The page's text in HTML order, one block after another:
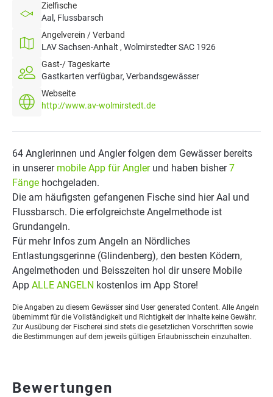
Zielfische
Aal, Flussbarsch
Angelverein / Verband
LAV Sachsen-Anhalt , Wolmirstedter SAC 1926
Gast-/ Tageskarte
Gastkarten verfügbar, Verbandsgewässer
Webseite
http://www.av-wolmirstedt.de
64 Anglerinnen und Angler folgen dem Gewässer bereits
in unserer mobile App für Anglerund haben bisher7
Fänge hochgeladen.
Die am häufigsten gefangenen Fische sind hier Aal und
Flussbarsch. Die erfolgreichste Angelmethode ist
Grundangeln.
Für mehr Infos zum Angeln an Nördliches
Entlastungsgerinne (Glindenberg), den besten Ködern,
Angelmethoden und Beisszeiten hol dir unsere Mobile
App ALLE ANGELN kostenlos im App Store!
Die Angaben zu diesem Gewässer sind User generated Content. Alle Angeln
übernimmt für die Vollständigkeit und Richtigkeit der Inhalte keine Gewähr.
Zur Ausübung der Fischerei sind stets die gesetzlichen Vorschriften sowie
die Bestimmungen auf dem jeweils gültigen Erlaubnisschein einzuhalten.
Bewertungen